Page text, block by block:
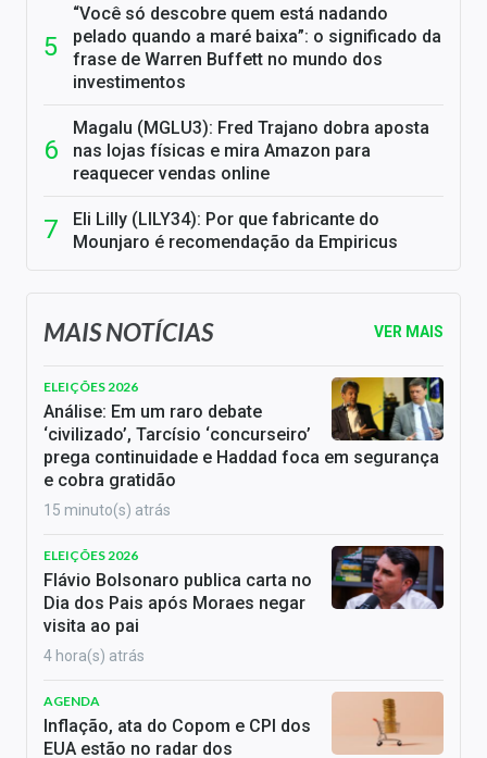
“Você só descobre quem está nadando
pelado quando a maré baixa”: o significado da
frase de Warren Buffett no mundo dos
investimentos
Magalu (MGLU3): Fred Trajano dobra aposta
nas lojas físicas e mira Amazon para
reaquecer vendas online
Eli Lilly (LILY34): Por que fabricante do
Mounjaro é recomendação da Empiricus
MAIS NOTÍCIAS VER MAIS
ELEIÇÕES 2026
Análise: Em um raro debate
‘civilizado’, Tarcísio ‘concurseiro’
prega continuidade e Haddad foca em segurança
e cobra gratidão
15 minuto(s) atrás
ELEIÇÕES 2026
Flávio Bolsonaro publica carta no
Dia dos Pais após Moraes negar
visita ao pai
4 hora(s) atrás
AGENDA
Inflação, ata do Copom e CPI dos
EUA estão no radar dos